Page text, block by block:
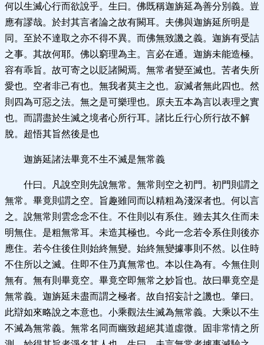
何以生滅心行而欲說乎。生曰。佛既稱迦旃延為善分別義。豈
應有謬哉。於封其言者論之故有闕耳。夫佛與迦旃延所明是
同。至於不達取之亦不得不異。而佛無致譏之義。迦旃有受詰
之事。其故何耶。佛以窮理為主。言必在通。迦旃未能造極。
容有乖旨。故可寄之以貶諸闕焉。無常者變至滅也。苦者失所
愛也。空者非己有也。無我者莫主之也。寂滅者無此四也。然
則四為可惡之法。無之是可樂理也。原夫五本為言以表理之實
也。而謂盡於生滅之境者心所行耳。諸比丘行心所行故不解
脫。超悟其旨然後是也
迦旃延諸法畢竟不生不滅是無常義
什曰。凡說空則先說無常。無常則空之初門。初門則謂之
無常。畢竟則謂之空。旨趣雖同而以精粗為淺深者也。何以言
之。說無常則雲念念不住。不住則以有系住。雖去其久住而未
明無住。是粗無常耳。未造其極也。今此一念若令系住則後亦
應住。若今住後住則始終無變。始終無變據事則不然。以住時
不住所以之滅。住即不住乃真無常也。本以住為有。今無住則
無有。無有則畢竟空。畢竟空即無常之妙旨也。故曰畢竟空是
無常義。迦旃延未盡而謂之極者。故自招妄計之譏也。肇曰。
此辯如來略說之本意也。小乘觀法生滅為無常義。大乘以不生
不滅為無常義。無常名同而幽致超絕其道虛微。固非常情之所